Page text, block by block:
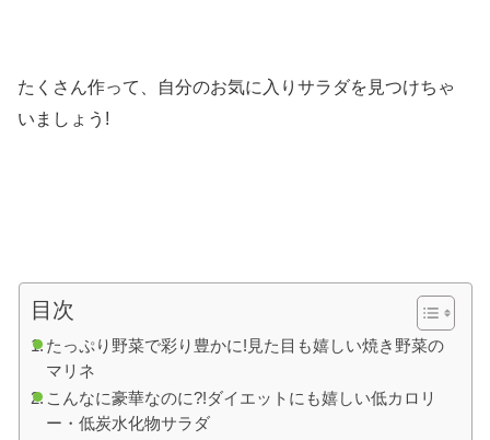
たくさん作って、自分のお気に入りサラダを見つけちゃ
いましょう!
目次
たっぷり野菜で彩り豊かに!見た目も嬉しい焼き野菜の
マリネ
こんなに豪華なのに?!ダイエットにも嬉しい低カロリ
ー・低炭水化物サラダ